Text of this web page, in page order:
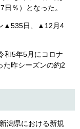
％）となった。
▲535日、▲12月4
和5年5月にコロナ
た昨シーズンの約2
潟県における新規